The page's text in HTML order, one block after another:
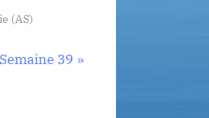
(AS)
N
Semaine 39